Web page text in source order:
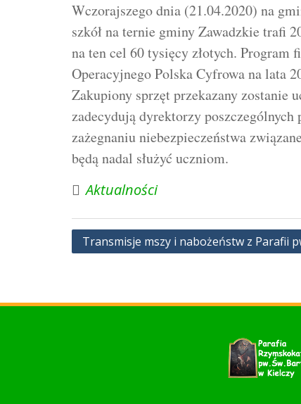
Wczorajszego dnia (21.04.2020) na
szkół na ternie gminy Zawadzkie trafi
na ten cel 60 tysięcy złotych. Program
Operacyjnego Polska Cyfrowa na lata
Zakupiony sprzęt przekazany zostanie
zadecydują dyrektorzy
zażegnaniu niebezpieczeństwa
będą nadal służyć uczniom.
Aktualności
Nawigacja
Transmisje mszy i nabożeństw z Parafii